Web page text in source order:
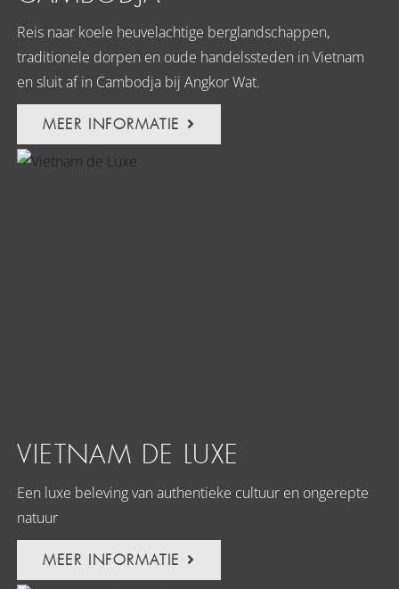
Reis naar koele heuvelachtige berglandschappen,
traditionele dorpen en oude handelssteden in Vietnam
en sluit af in Cambodja bij Angkor Wat.
MEER INFORMATIE
VIETNAM DE LUXE
Een luxe beleving van authentieke cultuur en ongerepte
natuur
MEER INFORMATIE